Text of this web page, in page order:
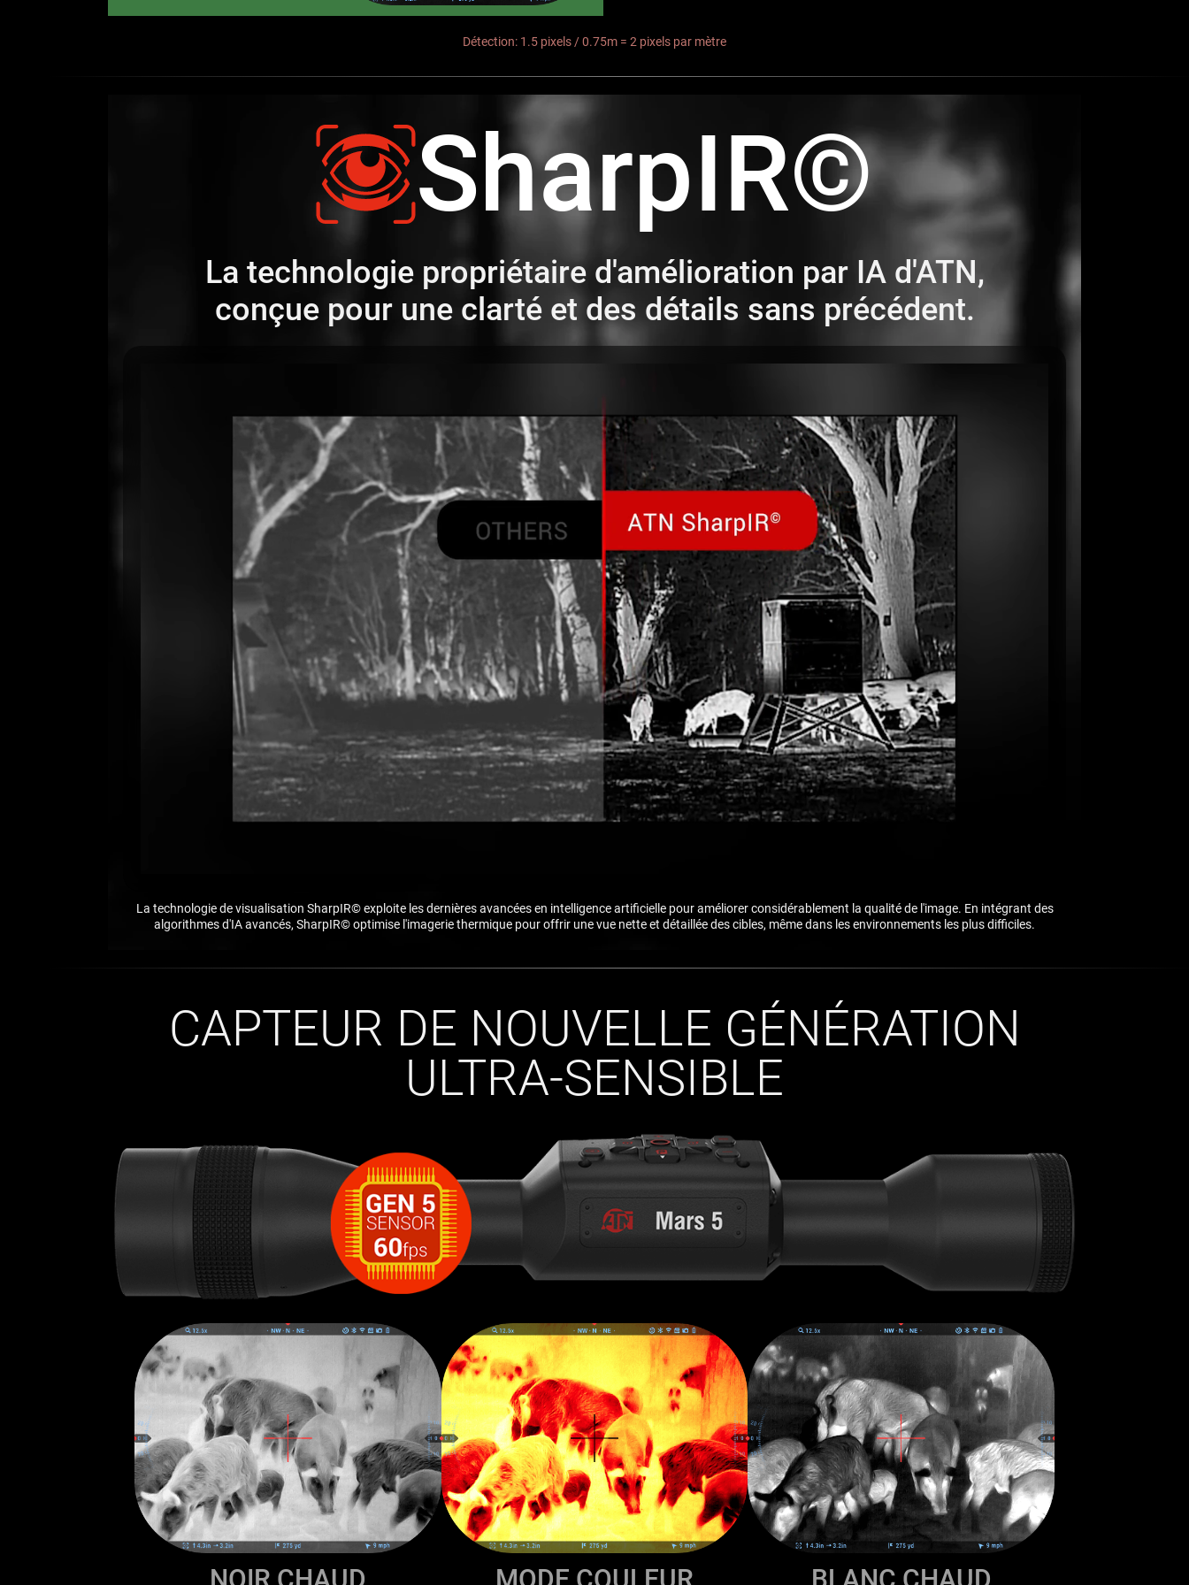
Détection: 1.5 pixels / 0.75m = 2 pixels par mètre
SharpIR©
La technologie propriétaire d'amélioration par IA d'ATN,
conçue pour une clarté et des détails sans précédent.
La technologie de visualisation SharpIR© exploite les dernières avancées en intelligence artificielle pour améliorer considérablement la qualité de l'image. En intégrant des
algorithmes d'IA avancés, SharpIR© optimise l'imagerie thermique pour offrir une vue nette et détaillée des cibles, même dans les environnements les plus difficiles.
CAPTEUR DE NOUVELLE GÉNÉRATION
ULTRA-SENSIBLE